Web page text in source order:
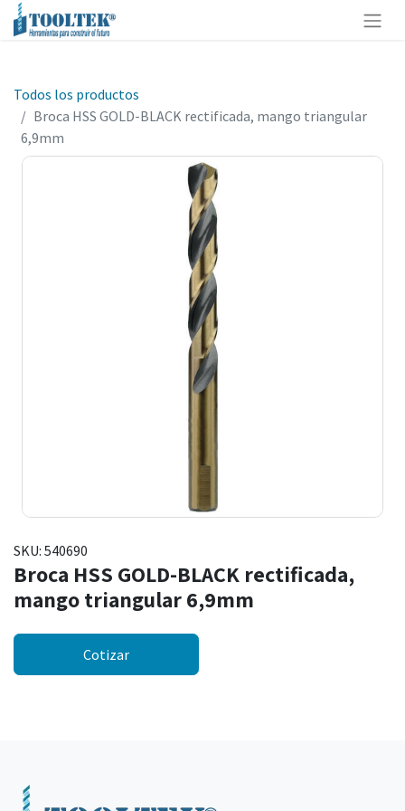
Todos los productos
Broca HSS GOLD-BLACK rectificada, mango triangular
6,9mm
SKU: 540690
Broca HSS GOLD-BLACK rectificada,
mango triangular 6,9mm
Cotizar